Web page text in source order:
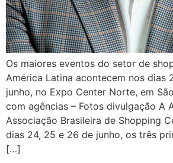
Os maiores eventos do setor de
América Latina acontecem nos dias
junho, no Expo Center Norte, em
com agências – Fotos divulgação A
Associação Brasileira de Shopping
dias 24, 25 e 26 de junho, os três
[…]